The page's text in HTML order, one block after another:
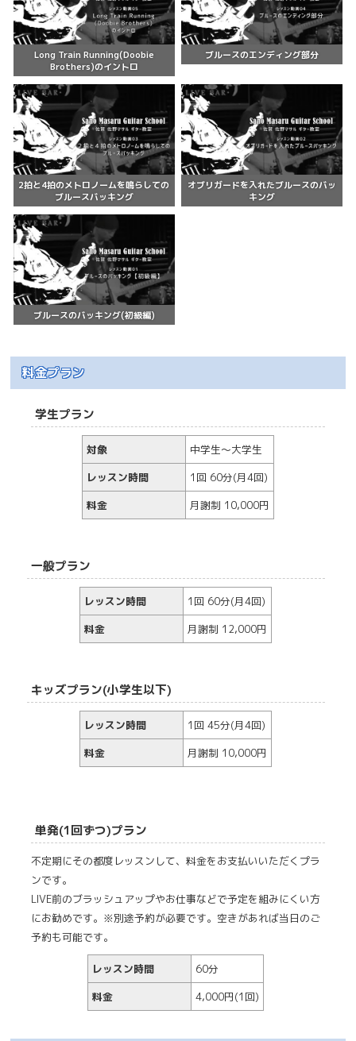
Long Train Running(Doobie
Brothers)のイントロ
ブルースのエンディング部分
2拍と4拍のメトロノームを鳴らしての
ブルースバッキング
オブリガードを入れたブルースのバッ
キング
ブルースのバッキング(初級編)
料金プラン
学生プラン
対象
中学生～大学生
レッスン時間
1回 60分(月4回)
料金
月謝制 10,000円
一般プラン
レッスン時間
1回 60分(月4回)
料金
月謝制 12,000円
キッズプラン(小学生以下)
レッスン時間
1回 45分(月4回)
料金
月謝制 10,000円
単発(1回ずつ)プラン
不定期にその都度レッスンして、料金をお支払いいただくプラ
ンです。
LIVE前のブラッシュアップやお仕事などで予定を組みにくい方
にお勧めです。※別途予約が必要です。空きがあれば当日のご
予約も可能です。
レッスン時間
60分
料金
4,000円(1回)